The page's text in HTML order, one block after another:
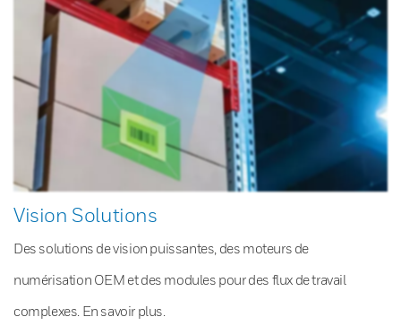
Vision Solutions
Des solutions de vision puissantes, des moteurs de
numérisation OEM et des modules pour des flux de travail
complexes. En savoir plus.